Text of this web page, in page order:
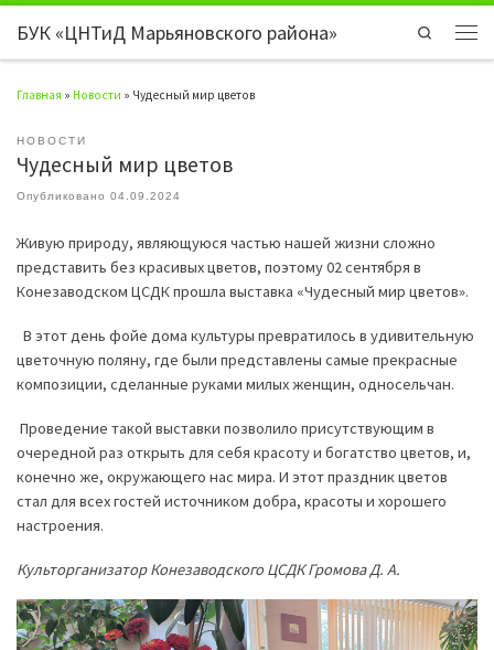
Перейти к содержимому
БУК «ЦНТиД Марьяновского района»
Search
Главная » Новости » Чудесный мир цветов
НОВОСТИ
Чудесный мир цветов
Опубликовано 04.09.2024
Живую природу, являющуюся частью нашей жизни сложно
представить без красивых цветов, поэтому 02 сентября в
Конезаводском ЦСДК прошла выставка «Чудесный мир цветов».
В этот день фойе дома культуры превратилось в удивительную
цветочную поляну, где были представлены самые прекрасные
композиции, сделанные руками милых женщин, односельчан.
Проведение такой выставки позволило присутствующим в
очередной раз открыть для себя красоту и богатство цветов, и,
конечно же, окружающего нас мира. И этот праздник цветов
стал для всех гостей источником добра, красоты и хорошего
настроения.
Культорганизатор Конезаводского ЦСДК Громова Д. А.